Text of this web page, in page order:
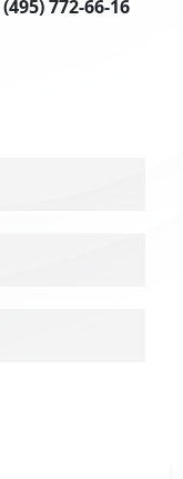
(495) 772-66-16